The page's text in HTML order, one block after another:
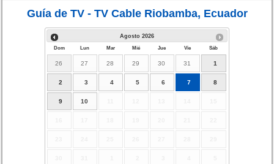
Guía de TV - TV Cable Riobamba, Ecuador
Agosto 2026
Dom Lun Mar Mié Jue Vie Sáb
26 27 28 29 30 31 1
2 3 4 5 6 7 8
9 10